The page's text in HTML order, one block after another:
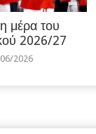
μέρα του
2026/27
2026